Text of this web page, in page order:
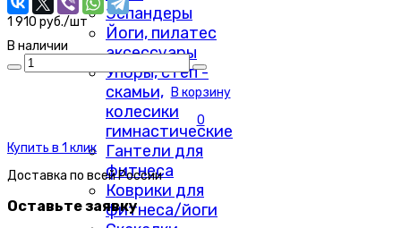
Эспандеры
Йоги, пилатес
аксессуары
Упоры, степ -
скамьи,
колесики
гимнастические
Гантели для
фитнеса
Коврики для
фитнеса/йоги
1 910 руб./шт
В наличии
В корзину
0
Купить в 1 клик
Доставка по всей России
Оставьте заявку